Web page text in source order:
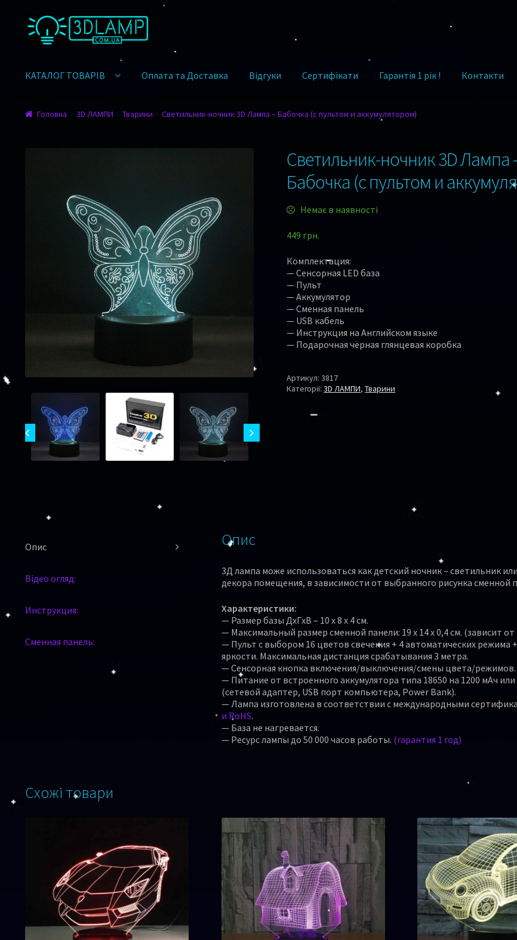
Перейти до навігації
Перейти до контенту
КАТАЛОГ ТОВАРІВ Оплата та Доставка Відгуки Сертифікати Гарантія 1 рік ! Контакти
Головна 3D ЛАМПИ Тварини Светильник-ночник 3D Лампа – Бабочка (с пультом и аккумулятором)
Светильник-ночник 3D Лампа
Бабочка (с пультом и
Немає в наявності
449 грн.
Комплектация:
— Сенсорная LED база
— Пульт
— Аккумулятор
— Сменная панель
— USB кабель
— Инструкция на Английском языке
— Подарочная чёрная глянцевая коробка
Артикул:3817
Категорії:3D ЛАМПИ,Тварини
Опис
Відео огляд:
Инструкция:
Сменная панель:
Опис
3Д лампа може использоваться как детский ночник – светильник
декора помещения, в зависимости от выбранного рисунка сменной
Характеристики:
— Размер базы ДхГхВ – 10 х 8 х 4 см.
— Максимальный размер сменной панели: 19 x 14 x 0,4 см. (зависит
— Пульт с выбором 16 цветов свечения + 4 автоматических режима
яркости. Максимальная дистанция срабатывания 3 метра.
— Сенсорная кнопка включения/выключения/смены цвета/режимов.
— Питание от встроенного аккумулятора типа 18650 на 1200 мАч
(сетевой адаптер, USB порт компьютера, Power Bank).
— Лампа изготовлена в соответствии с международными
и RoHS.
— База не нагревается.
— Ресурс лампы до 50 000 часов работы. (гарантия 1 год)
Схожі товари